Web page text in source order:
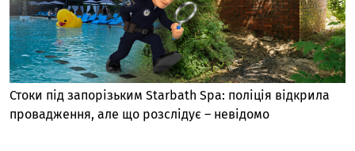
Стоки під запорізьким Starbath Spa: поліція відкрила
провадження, але що розслідує – невідомо